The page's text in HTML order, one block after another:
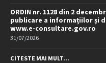
ORDIN nr. 1128 din 2
publicare a informațiilor și
www.e-consultare.gov.ro
31/07/2026
CITESTE MAI MULT...